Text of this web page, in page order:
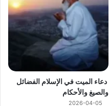
دعاء الميت في الإسلام الفضائل
والصيغ والأحكام
2026-04-05